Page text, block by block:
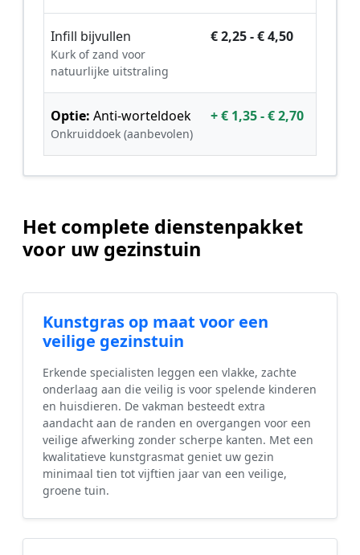
Infill bijvullen
Kurk of zand voor
natuurlijke uitstraling
€ 2,25 - € 4,50
Optie: Anti-worteldoek
Onkruiddoek (aanbevolen)
+ € 1,35 - € 2,70
Het complete dienstenpakket
voor uw gezinstuin
Kunstgras op maat voor een
veilige gezinstuin
Erkende specialisten leggen een vlakke, zachte
onderlaag aan die veilig is voor spelende kinderen
en huisdieren. De vakman besteedt extra
aandacht aan de randen en overgangen voor een
veilige afwerking zonder scherpe kanten. Met een
kwalitatieve kunstgrasmat geniet uw gezin
minimaal tien tot vijftien jaar van een veilige,
groene tuin.